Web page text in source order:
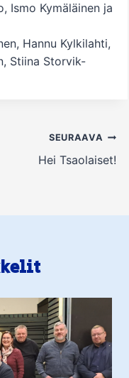
Ismo Kymäläinen ja
Hannu Kylkilahti,
Stiina Storvik-
SEURAAVA
Hei Tsaolaiset!